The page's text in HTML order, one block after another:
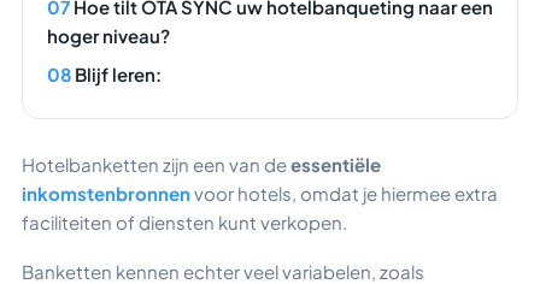
Hoe tilt OTA SYNC uw hotelbanqueting naar een
hoger niveau?
Blijf leren:
Hotelbanketten zijn een van deessentiële
inkomstenbronnenvoor hotels, omdat je hiermee extra
faciliteiten of diensten kunt verkopen.
Banketten kennen echter veel variabelen, zoals